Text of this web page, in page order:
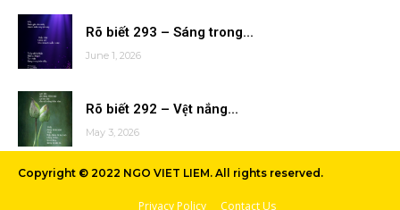
Rõ biết 293 – Sáng trong...
June 1, 2026
Rõ biết 292 – Vệt nắng...
May 3, 2026
Copyright © 2022 NGO VIET LIEM. All rights reserved.
Privacy Policy Contact Us